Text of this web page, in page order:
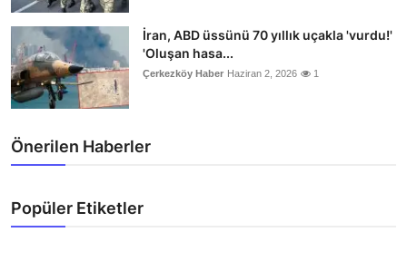
İran, ABD üssünü 70 yıllık uçakla 'vurdu!'
'Oluşan hasa...
Çerkezköy Haber Haziran 2, 2026 1
Önerilen Haberler
Popüler Etiketler